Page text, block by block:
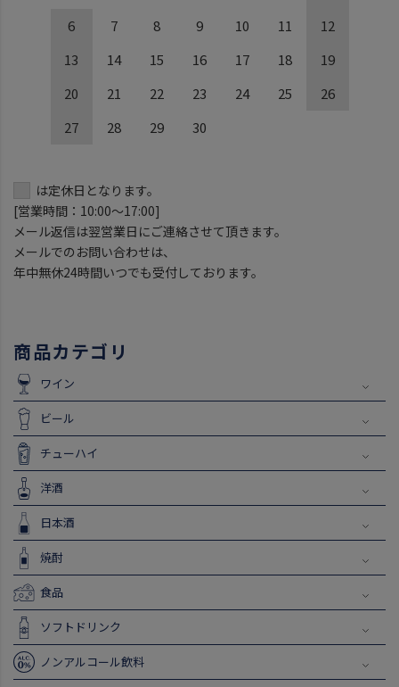
6
7 8 9 10 11
12
13
14 15 16 17 18
19
20
21 22 23 24 25
26
27
28 29 30
は定休日となります。
[営業時間：10:00～17:00]
メール返信は翌営業日にご連絡させて頂きます。
メールでのお問い合わせは、
年中無休24時間いつでも受付しております。
商品カテゴリ
ワイン
ビール
チューハイ
洋酒
日本酒
焼酎
食品
ソフトドリンク
ノンアルコール飲料